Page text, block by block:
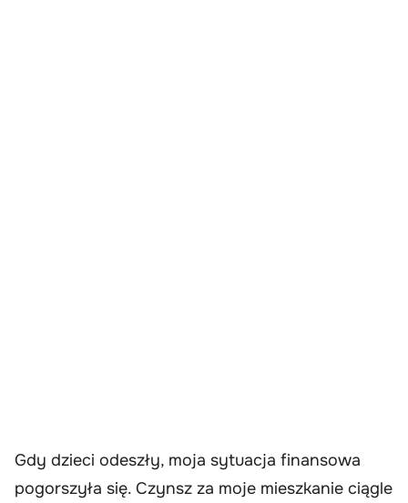
Gdy dzieci odeszły, moja sytuacja finansowa
pogorszyła się. Czynsz za moje mieszkanie ciągle